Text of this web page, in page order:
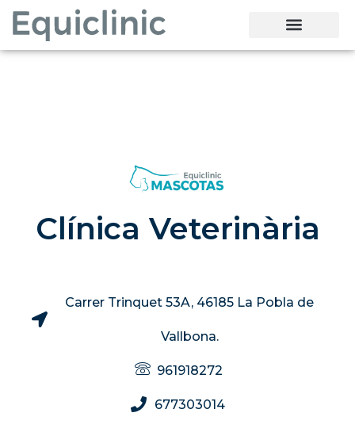
Clínica Veterinària
Carrer Trinquet 53A, 46185 La Pobla de
Vallbona.
961918272
677303014